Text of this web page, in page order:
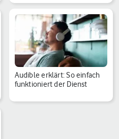
Audible erklärt: So einfach
funktioniert der Dienst